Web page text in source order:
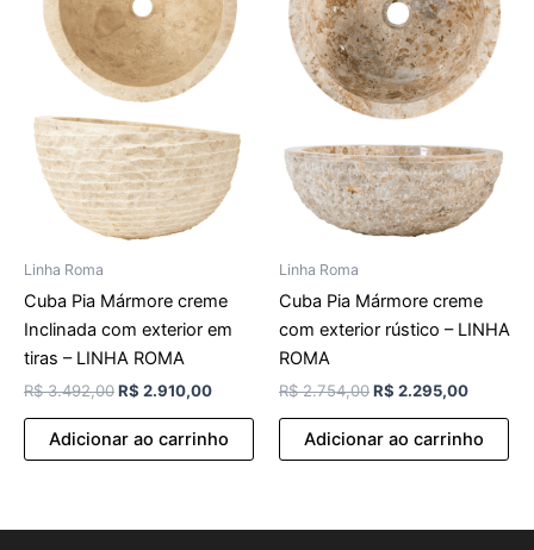
Linha Roma
Cuba Pia Mármore creme
Inclinada com exterior em
tiras – LINHA ROMA
R$3.492,00R$ 2.910,00
Adicionar ao carrinho
Linha Roma
Cuba Pia Mármore creme
com exterior rústico – LINHA
ROMA
R$2.754,00R$ 2.295,00
Adicionar ao carrinho